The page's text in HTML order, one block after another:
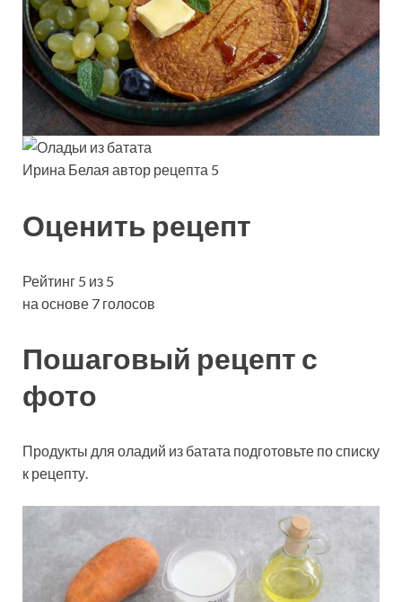
Ирина Белая автор рецепта 5
Оценить рецепт
Рейтинг 5 из 5
на основе 7 голосов
Пошаговый рецепт с
фото
Продукты для оладий из батата подготовьте по списку
к рецепту.